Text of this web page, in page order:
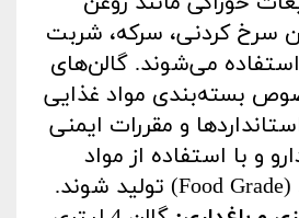
سرخ کردنی، سرکه، شربت
می‌شوند. گالن‌های
بسته‌بندی مواد غذایی
و مقررات ایمنی
و با استفاده از مواد
(Food Grade) تولید شوند.